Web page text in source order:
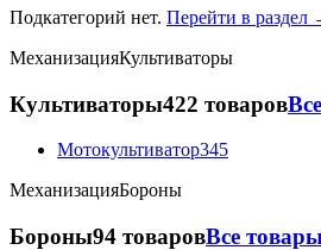
Подкатегорий нет. Перейти в раздел
МеханизацияКультиваторы
Культиваторы422 товаров
Мотокультиватор345
МеханизацияБороны
Бороны94 товаровВсе